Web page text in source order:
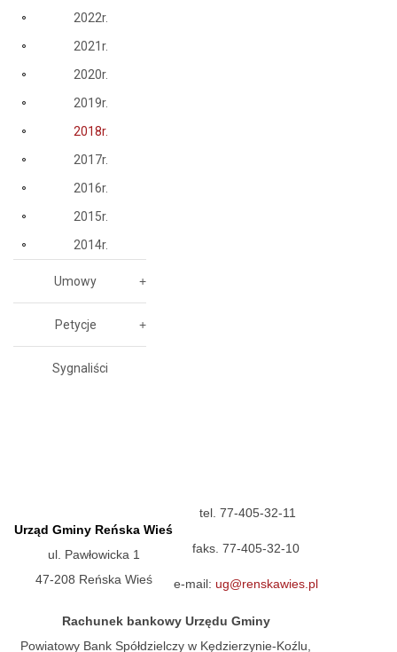
2022r.
2021r.
2020r.
2019r.
2018r.
2017r.
2016r.
2015r.
2014r.
Umowy
Petycje
Sygnaliści
Urząd Gminy Reńska Wieś
ul. Pawłowicka 1
47-208 Reńska Wieś
tel. 77-405-32-11
faks. 77-405-32-10
e-mail: ug@renskawies.pl
Rachunek bankowy Urzędu Gminy
Powiatowy Bank Spółdzielczy w Kędzierzynie-Koźlu,